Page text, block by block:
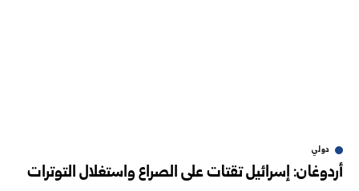
دولي
أردوغان: إسرائيل تقتات على الصراع واستغلال التوترات